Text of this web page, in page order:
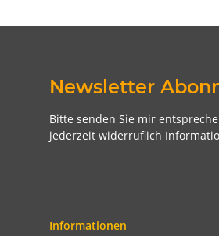
Newsletter
Bitte senden Sie mir
jederzeit widerruflich
Informationen